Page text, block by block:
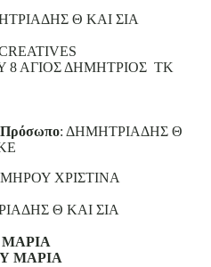
Θ ΚΑΙ ΣΙΑ
8 ΑΓΙΟΣ ΔΗΜΗΤΡΙΟΣ ΤΚ
Πρόσωπο: ΔΗΜΗΤΡΙΑΔΗΣ Θ
ΧΡΙΣΤΙΝΑ
Θ ΚΑΙ ΣΙΑ
ΜΑΡΙΑ